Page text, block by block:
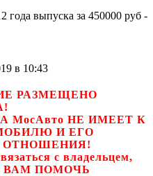
в 10:43
РАЗМЕЩЕНО
МосАвто НЕ ИМЕЕТ К
И ЕГО
ОТНОШЕНИЯ!
с владельцем,
ПОМОЧЬ